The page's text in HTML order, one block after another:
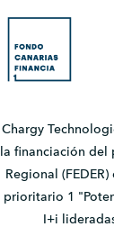
Chargy
la financiación del
Regional
prioritario 1
I+i